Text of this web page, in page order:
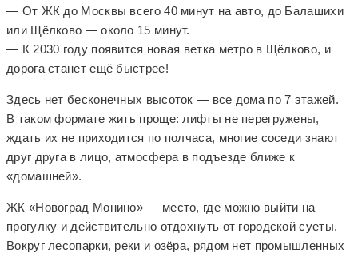
— От ЖК до Москвы всего 40 минут на авто, до Балашихи
или Щёлково — около 15 минут.
— К 2030 году появится новая ветка метро в Щёлково, и
дорога станет ещё быстрее!
Здесь нет бесконечных высоток — все дома по 7 этажей.
В таком формате жить проще: лифты не перегружены,
ждать их не приходится по полчаса, многие соседи знают
друг друга в лицо, атмосфера в подъезде ближе к
«домашней».
ЖК «Новоград Монино» — место, где можно выйти на
прогулку и действительно отдохнуть от городской суеты.
Вокруг лесопарки, реки и озёра, рядом нет промышленных